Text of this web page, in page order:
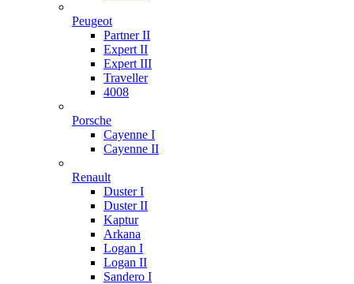
Peugeot
Partner II
Expert II
Expert III
Traveller
4008
Porsche
Cayenne I
Cayenne II
Renault
Duster I
Duster II
Kaptur
Arkana
Logan I
Logan II
Sandero I